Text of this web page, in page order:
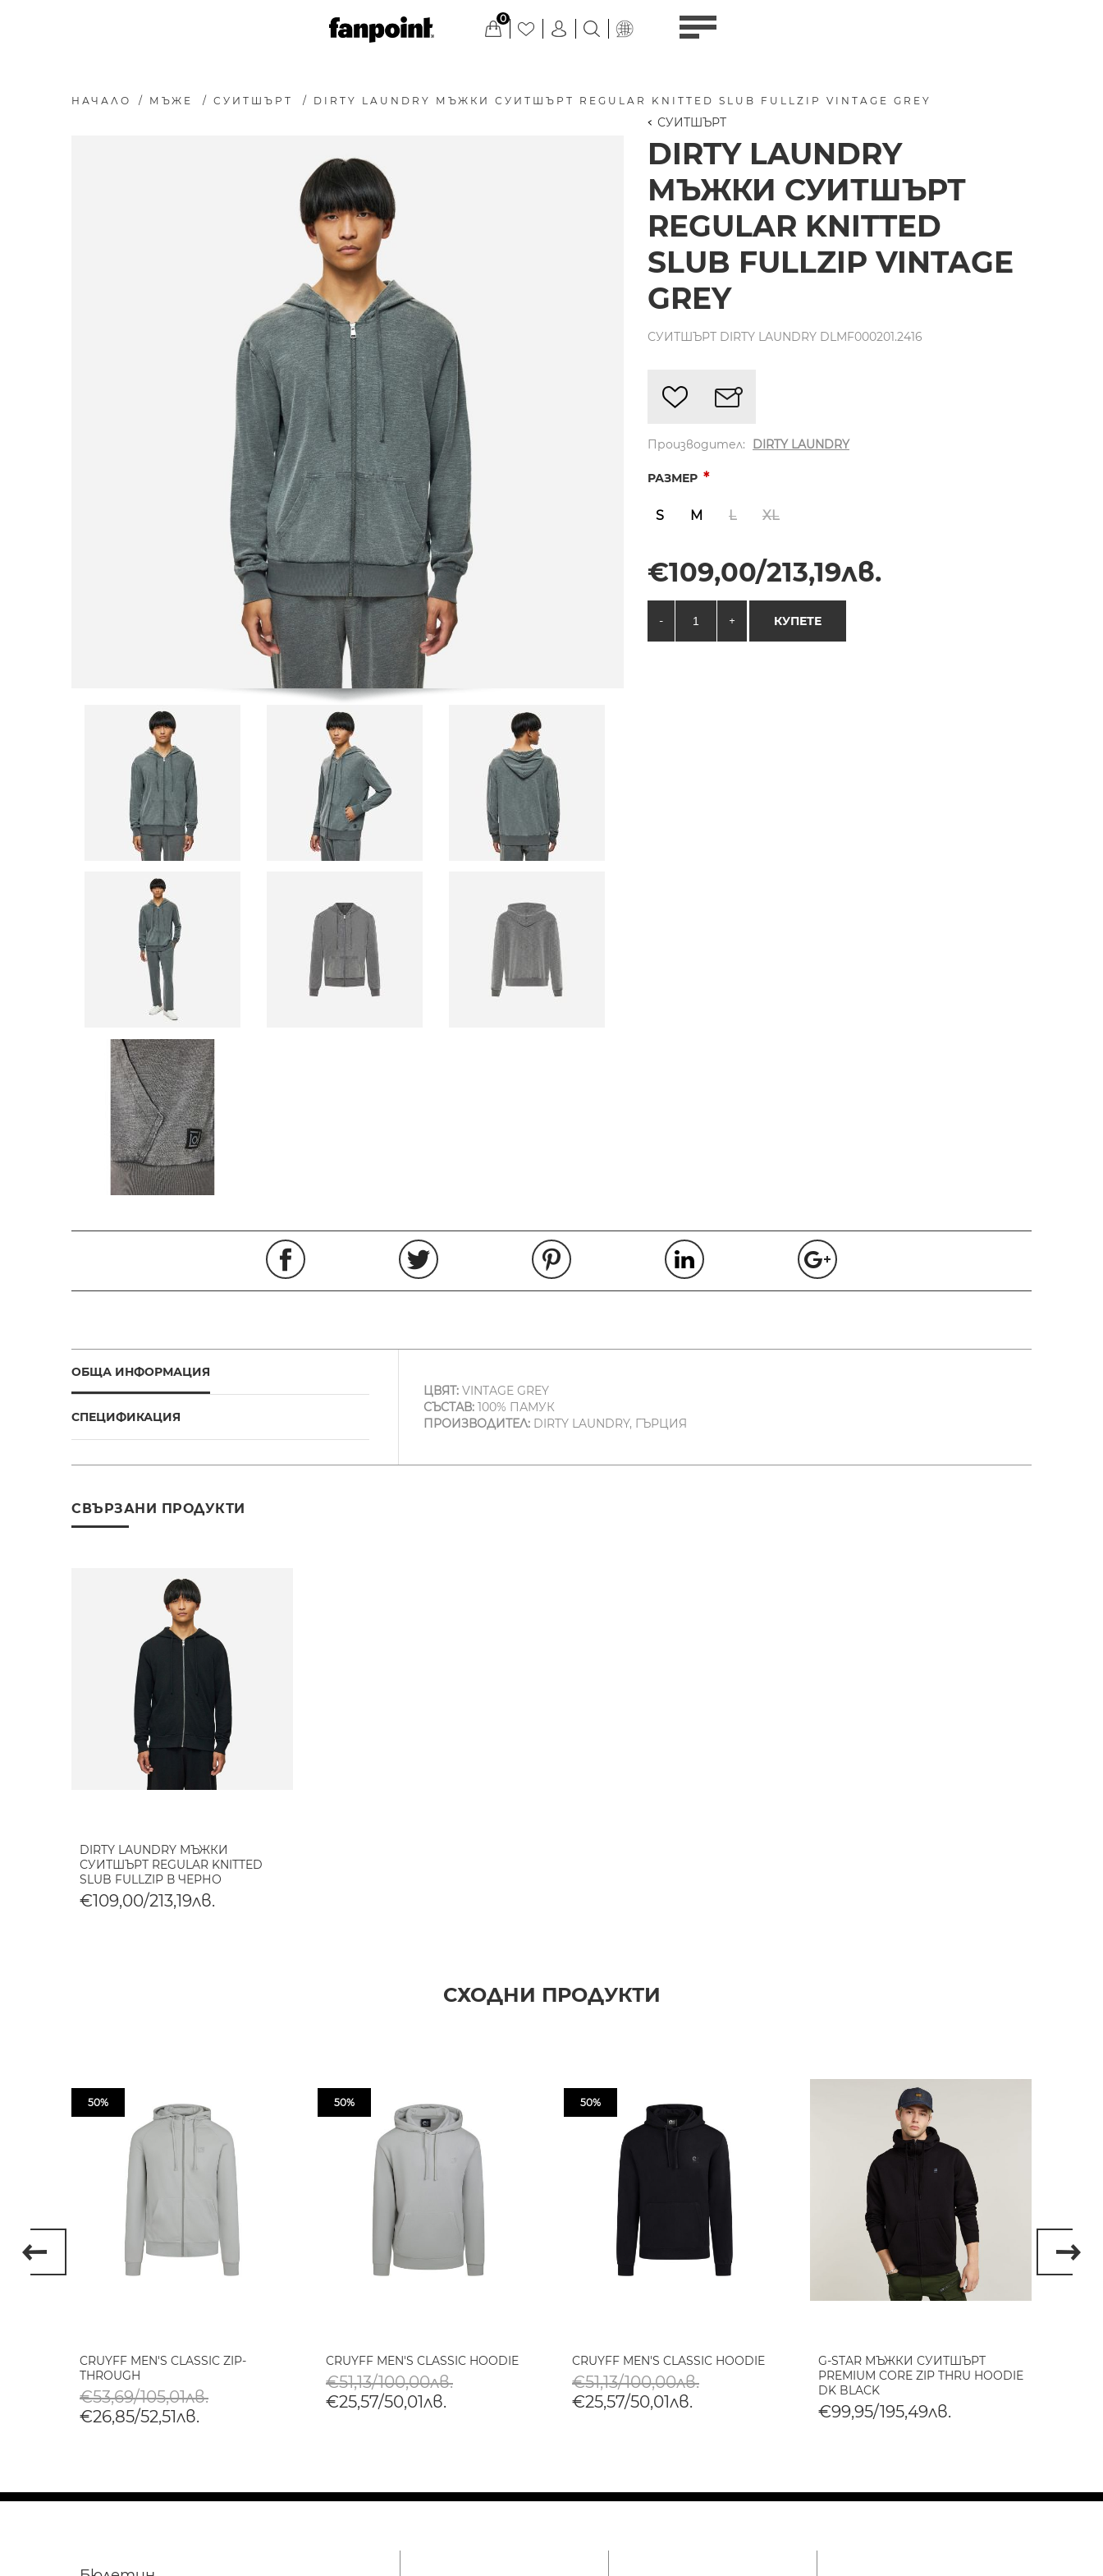
0
НАЧАЛО / МЪЖЕ / СУИТШЪРТ / DIRTY LAUNDRY МЪЖКИ СУИТШЪРТ REGULAR KNITTED SLUB FULLZIP VINTAGE GREY
СУИТШЪРТ
DIRTY LAUNDRY
МЪЖКИ СУИТШЪРТ
REGULAR KNITTED
SLUB FULLZIP VINTAGE
GREY
СУИТШЪРТ DIRTY LAUNDRY DLMF000201.2416
Производител: DIRTY LAUNDRY
РАЗМЕР *
S M L XL
€109,00/213,19лв.
- + КУПЕТЕ
ОБЩА ИНФОРМАЦИЯ
СПЕЦИФИКАЦИЯ
ЦВЯТ:VINTAGE GREY
СЪСТАВ:100% ПАМУК
ПРОИЗВОДИТЕЛ:DIRTY LAUNDRY, ГЪРЦИЯ
СВЪРЗАНИ ПРОДУКТИ
DIRTY LAUNDRY МЪЖКИ
СУИТШЪРТ REGULAR KNITTED
SLUB FULLZIP В ЧЕРНО
€109,00/213,19лв.
СХОДНИ ПРОДУКТИ
50%
CRUYFF MEN'S CLASSIC ZIP-
THROUGH
€53,69/105,01лв.
€26,85/52,51лв.
50%
CRUYFF MEN'S CLASSIC HOODIE
€51,13/100,00лв.
€25,57/50,01лв.
50%
CRUYFF MEN'S CLASSIC HOODIE
€51,13/100,00лв.
€25,57/50,01лв.
G-STAR МЪЖКИ СУИТШЪРТ
PREMIUM CORE ZIP THRU HOODIE
DK BLACK
€99,95/195,49лв.